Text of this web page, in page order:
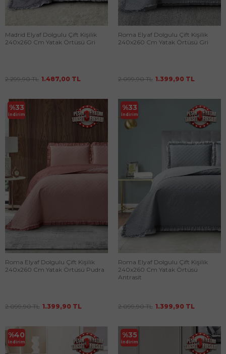
Madrid Elyaf Dolgulu Çift Kişilik
240x260 Cm Yatak Örtüsü Gri
2.299,90TL 1.487,00 TL
Roma Elyaf Dolgulu Çift Kişilik
240x260 Cm Yatak Örtüsü Gri
2.099,90TL 1.399,90 TL
%33
İndirim
Roma Elyaf Dolgulu Çift Kişilik
240x260 Cm Yatak Örtüsü Pudra
2.099,90TL 1.399,90 TL
%33
İndirim
Roma Elyaf Dolgulu Çift Kişilik
240x260 Cm Yatak Örtüsü
Antrasit
2.099,90TL 1.399,90 TL
%40
İndirim
%35
İndirim